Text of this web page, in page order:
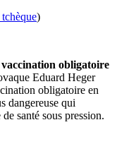
)
obligatoire
Eduard Heger
obligatoire en
dangereuse qui
santé sous pression.